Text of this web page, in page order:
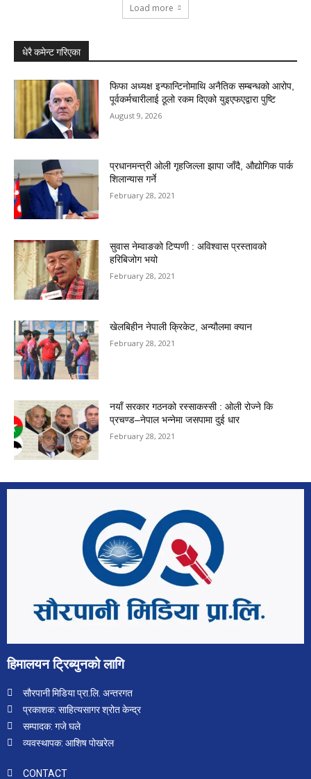
Load more
धेरै कमेन्ट गरिएका
फिफा अध्यक्ष इन्फान्टिनोमाथि अनैतिक सम्बन्धको आरोप,
पूर्वकर्मचारीलाई ठूलो रकम दिएको युइएफएद्वारा पुष्टि
August 9, 2026
प्रधानमन्त्री ओली गृहजिल्ला झापा जाँदै, औद्योगिक पार्क
शिलान्यास गर्ने
February 28, 2021
सुवास नेम्वाङको टिप्पणी : अविश्वास प्रस्तावको
हरिबिजोग भयो
February 28, 2021
खेलबिहीन नेपाली क्रिकेट, अन्यौलमा क्यान
February 28, 2021
नयाँ सरकार गठनको रस्साकस्सी : ओली रोज्ने कि
प्रचण्ड–नेपाल भन्नेमा जसपामा दुई धार
February 28, 2021
हिमालयन ट्रिब्युनको लागि
सौरपानी मिडिया प्रा.लि. अन्तरगत
प्रकाशक: साहित्यसागर श्रोत केन्द्र
सम्पादक: गजे घले
व्यवस्थापक: आशिष पोखरेल
CONTACT